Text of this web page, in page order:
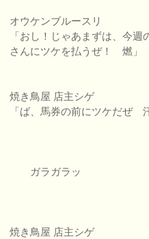
オウケンブルースリ
「おし！じゃあまずは、今
さんにツケを払うぜ！ 燃」
焼き鳥屋 店主シゲ
「ば、馬券の前にツケだぜ
ガラガラッ
焼き鳥屋 店主シゲ